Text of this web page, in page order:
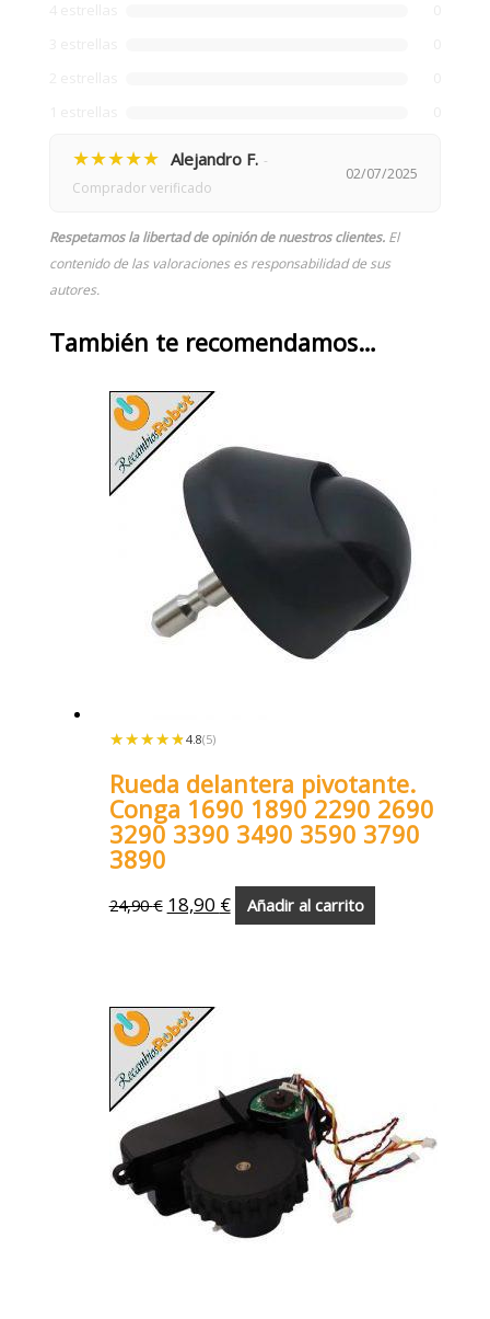
★★★★★ Alejandro F. -
Comprador verificado
02/07/2025
Respetamos la libertad de opinión de nuestros clientes. El
contenido de las valoraciones es responsabilidad de sus
autores.
También te recomendamos…
★★★★★
★★★★★ 4.8(5)
Rueda delantera pivotante.
Conga 1690 1890 2290 2690
3290 3390 3490 3590 3790
3890
24,90€ 18,90 € Añadir al carrito